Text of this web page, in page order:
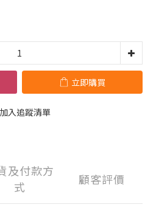
立即購買
加入追蹤清單
及付款方
式
顧客評價